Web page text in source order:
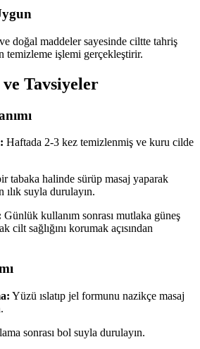
doğal maddeler sayesinde ciltte tahriş
temizleme işlemi gerçekleştirir.
Tavsiyeler
Haftada 2-3 kez temizlenmiş ve kuru cilde
tabaka halinde sürüp masaj yaparak
ılık suyla durulayın.
Günlük kullanım sonrası mutlaka güneş
cilt sağlığını korumak açısından
Yüzü ıslatıp jel formunu nazikçe masaj
sonrası bol suyla durulayın.